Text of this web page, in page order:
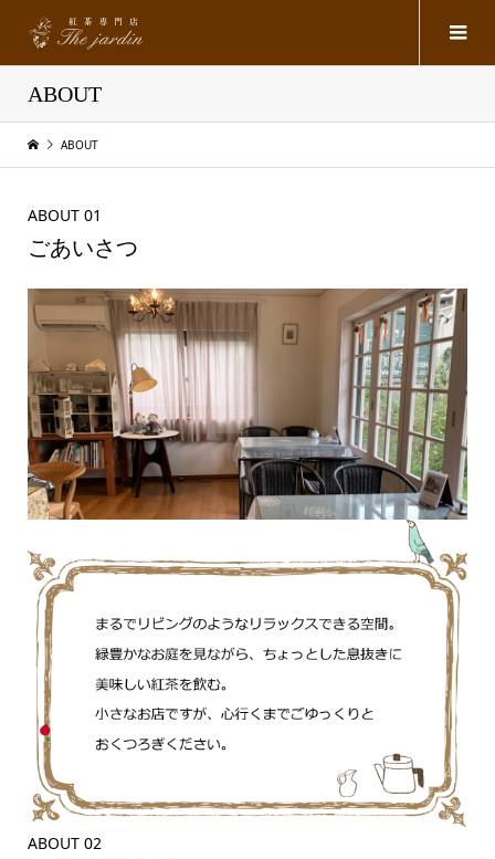
ABOUT
ABOUT
ABOUT 01
ごあいさつ
ABOUT 02